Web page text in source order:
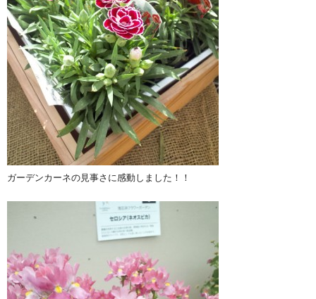
ガーデンカーネの見事さに感動しました！！